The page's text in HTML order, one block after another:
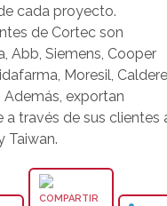
cada proyecto.
de Cortec son
Abb, Siemens, Cooper
Moresil,
Además, exportan
través de sus clientes
Taiwan.